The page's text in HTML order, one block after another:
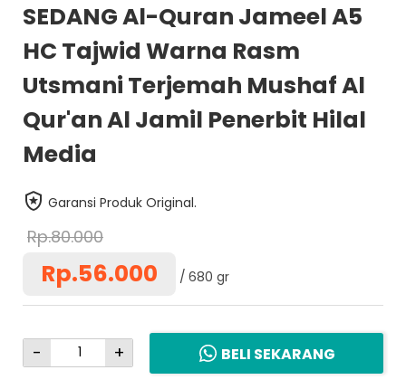
SEDANG Al-Quran Jameel A5
HC Tajwid Warna Rasm
Utsmani Terjemah Mushaf Al
Qur'an Al Jamil Penerbit Hilal
Media
Garansi Produk Original.
Rp.80.000
Rp.56.000 680 gr
- + BELI SEKARANG